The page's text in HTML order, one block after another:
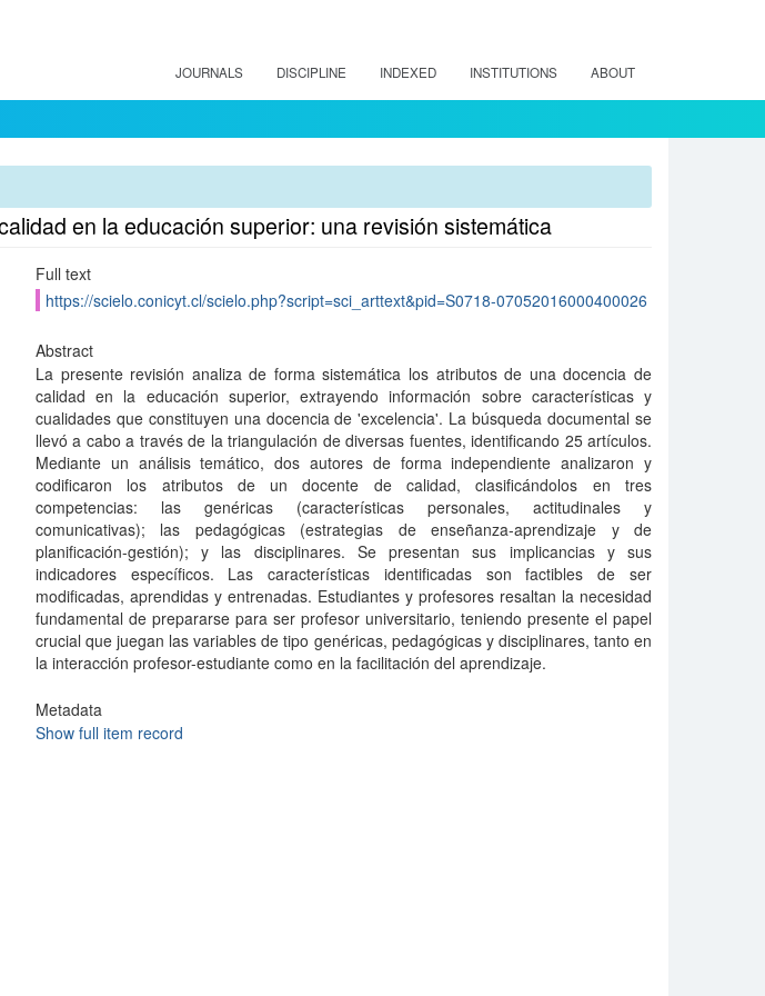
JOURNALS DISCIPLINE INDEXED INSTITUTIONS ABOUT
en la educación superior: una revisión sistemática
Full text
https://scielo.conicyt.cl/scielo.php?script=sci_arttext&pid=S0718-07052016000400026
Abstract
La presente revisión analiza de forma sistemática los atributos de una docencia de
calidad en la educación superior, extrayendo información sobre características y
cualidades que constituyen una docencia de 'excelencia'. La búsqueda documental se
llevó a cabo a través de la triangulación de diversas fuentes, identificando 25 artículos.
Mediante un análisis temático, dos autores de forma independiente analizaron y
codificaron los atributos de un docente de calidad, clasificándolos en tres
competencias: las genéricas (características personales, actitudinales y
comunicativas); las pedagógicas (estrategias de enseñanza-aprendizaje y de
planificación-gestión); y las disciplinares. Se presentan sus implicancias y sus
indicadores específicos. Las características identificadas son factibles de ser
modificadas, aprendidas y entrenadas. Estudiantes y profesores resaltan la necesidad
fundamental de prepararse para ser profesor universitario, teniendo presente el papel
crucial que juegan las variables de tipo genéricas, pedagógicas y disciplinares, tanto en
la interacción profesor-estudiante como en la facilitación del aprendizaje.
Metadata
Show full item record